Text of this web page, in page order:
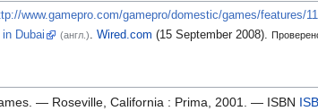
www.gamepro.com/gamepro/domestic/games/features/
Dubai (англ.) Wired.com (15 September 2008).
— Roseville, California : Prima, 2001. — ISBN